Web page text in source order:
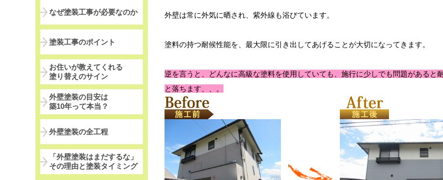
外壁は常に外気に晒され、紫外線も浴びています。
塗料の持つ耐候性能を、最大限に引き出してあげることが大切になってきます。
逆を言うと、どんなに高級な塗料を使用していても、施行に少しでも問題があると
と落ちます、、。
なぜ塗装工事が必要なのか
塗装工事のポイント
お住いが教えてくれる
塗り替えのサイン
外壁塗装の目安は
築10年って本当？
外壁塗装の全工程
「外壁塗装はまだするな」
その理由と塗装タイミング